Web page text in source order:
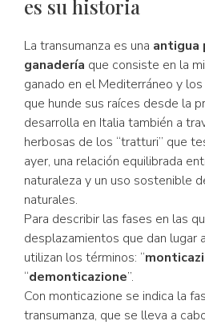
es su historia
La transumanza es una antigua
ganadería que consiste en la
ganado en el Mediterráneo y
que hunde sus raíces desde la
desarrolla en Italia también a
herbosas de los “tratturi” que
ayer, una relación equilibrada
naturaleza y un uso sostenible
naturales.
Para describir las fases en las
desplazamientos que dan lugar
utilizan los términos: “
“demonticazione”.
Con monticazione se indica la
transumanza, que se lleva a